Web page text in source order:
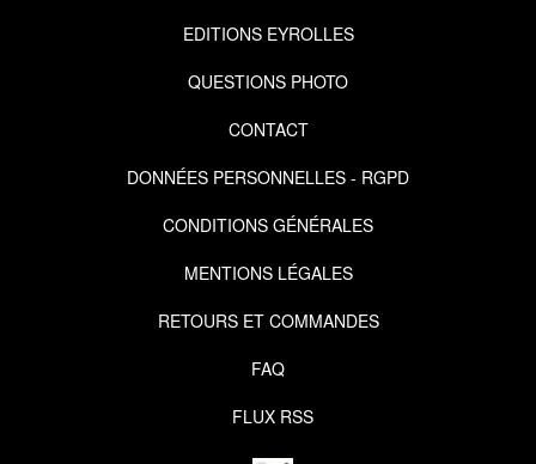
EDITIONS EYROLLES
QUESTIONS PHOTO
CONTACT
DONNÉES PERSONNELLES - RGPD
CONDITIONS GÉNÉRALES
MENTIONS LÉGALES
RETOURS ET COMMANDES
FAQ
FLUX RSS